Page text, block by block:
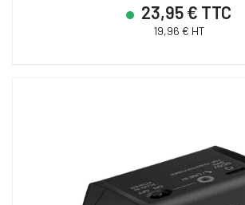
23,95 € TTC
19,96 € HT